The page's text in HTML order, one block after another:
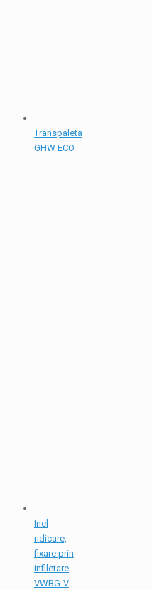
Transpaleta
GHW ECO
Inel
ridicare,
fixare prin
infiletare
VWBG-V